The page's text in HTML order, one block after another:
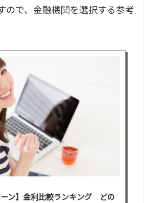
ので、金融機関を選択する参考
ーン】金利比較ランキング どの